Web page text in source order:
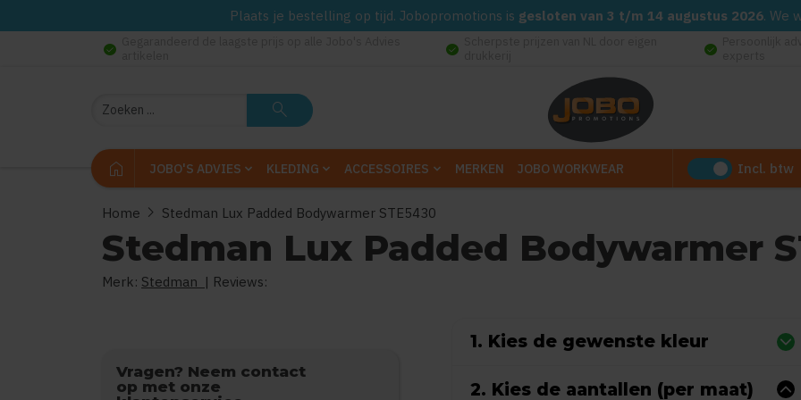
Plaats je bestelling op tijd. Jobopromotions is gesloten van 3 t/m 14 augustus 2026. We
check_circle check_circle check_circle
Zoeken search
home JOBO'S ADVIES KLEDING ACCESSOIRES MERKEN JOBO WORKWEAR Incl. btw
Home chevron_right Stedman Lux Padded Bodywarmer STE5430
Stedman Lux Padded Bodywarmer
Merk: Stedman | Reviews:
Vragen? Neem contact
op met onze
1. Kies de gewenste kleur
2. Kies de aantallen (per maat)